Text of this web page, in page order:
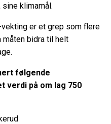
klimamål.
er et grep som flere
måten bidra til helt
følgende
verdi på om lag 750